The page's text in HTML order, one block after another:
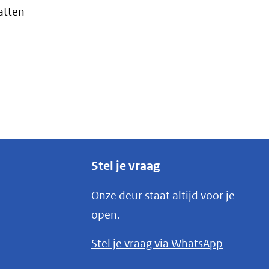
Stel je vraag
Onze deur staat altijd voor je
open.
Stel je vraag via WhatsApp